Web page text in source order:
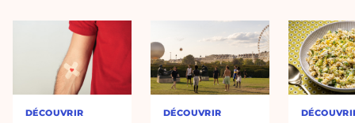
DÉCOUVRIR DÉCOUVRIR